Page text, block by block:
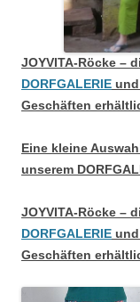
JOYVITA-Röcke –
DORFGALERIE
Geschäften
Eine kleine
unserem
JOYVITA-Röcke –
DORFGALERIE
Geschäften